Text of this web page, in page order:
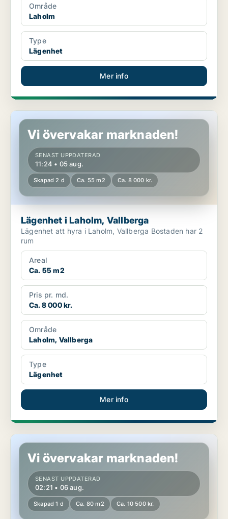
Område
Laholm
Type
Lägenhet
Mer info
Lägenhet i Laholm, Vallberga
Vi övervakar marknaden!
SENAST UPPDATERAD
11:24 • 05 aug.
Skapad 2 d Ca. 55 m2 Ca. 8 000 kr.
Lägenhet i Laholm, Vallberga
Lägenhet att hyra i Laholm, Vallberga Bostaden har 2
rum
Areal
Ca. 55 m2
Pris pr. md.
Ca. 8 000 kr.
Område
Laholm, Vallberga
Type
Lägenhet
Mer info
Lägenhet i Laholm, Veinge
Vi övervakar marknaden!
SENAST UPPDATERAD
02:21 • 06 aug.
Skapad 1 d Ca. 80 m2 Ca. 10 500 kr.